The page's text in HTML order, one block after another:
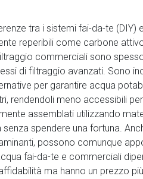
tra i sistemi fai-da-te (DIY)
reperibili come carbone
commerciali sono
di filtraggio avanzati. Sono
per garantire acqua
rendendoli meno accessibili
assemblati utilizzando
spendere una fortuna.
possono comunque
fai-da-te e commerciali
ma hanno un prezzo